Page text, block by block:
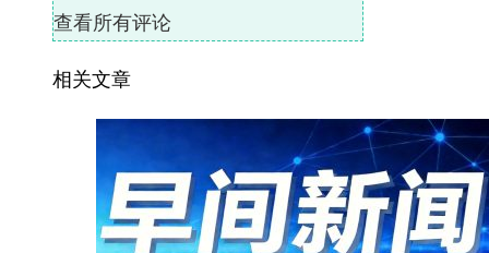
查看所有评论
相关文章